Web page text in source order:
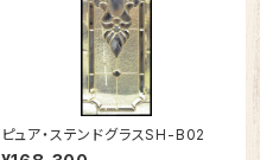
ピュア・ステンドグラスSH-B02